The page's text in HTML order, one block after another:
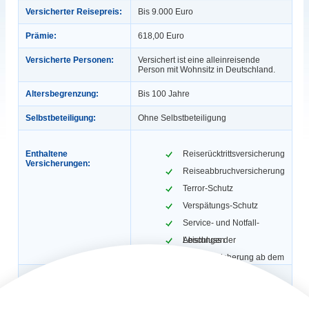
Versicherter Reisepreis: Bis 9.000 Euro
Prämie: 618,00 Euro
Versicherte Personen:
Versichert ist eine alleinreisende
Person mit Wohnsitz in Deutschland.
Altersbegrenzung: Bis 100 Jahre
Selbstbeteiligung: Ohne Selbstbeteiligung
Enthaltene
Versicherungen:
Reiserücktrittsversicherung
Reiseabbruchversicherung
Terror-Schutz
Verspätungs-Schutz
Service- und Notfall-
Leistungen
Abschluss der
Reiseversicherung ab dem